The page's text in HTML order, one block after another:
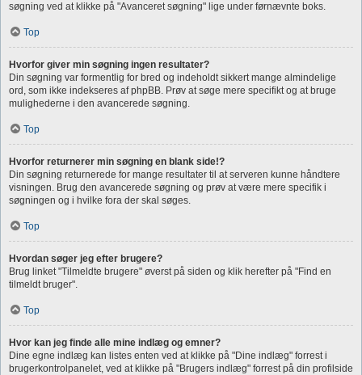
søgning ved at klikke på "Avanceret søgning" lige under førnævnte boks.
Top
Hvorfor giver min søgning ingen resultater?
Din søgning var formentlig for bred og indeholdt sikkert mange almindelige
ord, som ikke indekseres af phpBB. Prøv at søge mere specifikt og at bruge
mulighederne i den avancerede søgning.
Top
Hvorfor returnerer min søgning en blank side!?
Din søgning returnerede for mange resultater til at serveren kunne håndtere
visningen. Brug den avancerede søgning og prøv at være mere specifik i
søgningen og i hvilke fora der skal søges.
Top
Hvordan søger jeg efter brugere?
Brug linket "Tilmeldte brugere" øverst på siden og klik herefter på "Find en
tilmeldt bruger".
Top
Hvor kan jeg finde alle mine indlæg og emner?
Dine egne indlæg kan listes enten ved at klikke på "Dine indlæg" forrest i
brugerkontrolpanelet, ved at klikke på "Brugers indlæg" forrest på din profilside